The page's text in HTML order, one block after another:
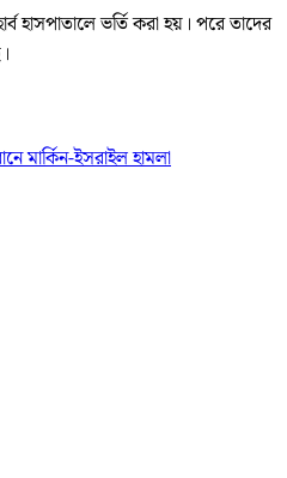
হাসপাতালে ভর্তি করা হয়। পরে তাদের
মার্কিন-ইসরাইল হামলা